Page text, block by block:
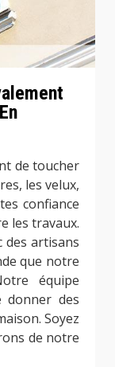
de toucher
les velux,
confiance
les travaux.
des artisans
que notre
équipe
donner des
Soyez
de notre